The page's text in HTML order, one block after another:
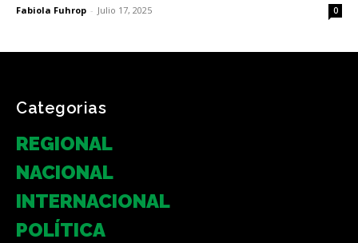
Fabiola Fuhrop - Julio 17, 2025 0
Categorias
REGIONAL
NACIONAL
INTERNACIONAL
POLÍTICA